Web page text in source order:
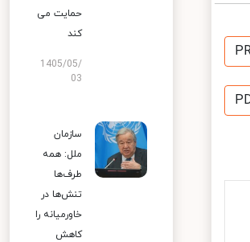
حمایت می
کند
1405/05/
03
سازمان
ملل: همه
طرف‌ها
تنش‌ها در
خاورمیانه را
کاهش